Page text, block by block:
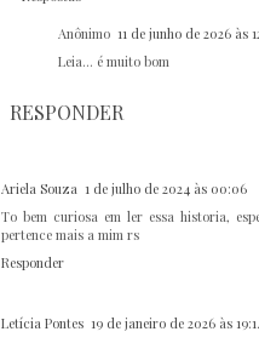
Anônimo 11 de junho de 2026 às
Leia... é muito bom
RESPONDER
Ariela Souza 1 de julho de 2024 às 00:06
To bem curiosa em ler essa historia,
pertence mais a mim rs
Responder
Letícia Pontes 19 de janeiro de 2026 às